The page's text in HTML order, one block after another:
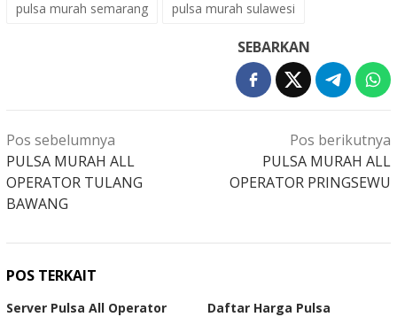
pulsa murah semarang pulsa murah sulawesi
SEBARKAN
Navigasi
pos
Pos sebelumnya
PULSA MURAH ALL
OPERATOR TULANG
BAWANG
Pos berikutnya
PULSA MURAH ALL
OPERATOR PRINGSEWU
POS TERKAIT
Server Pulsa All Operator
Daftar Harga Pulsa